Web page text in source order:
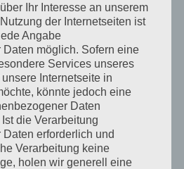
PLUSIhr Interesse an unserem
der Internetseiten ist
Angabe
möglich. Sofern eine
Services unseres
Internetseite in
könnte jedoch eine
Daten
die Verarbeitung
erforderlich und
Verarbeitung keine
holen wir generell eine